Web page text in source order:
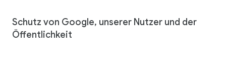
Schutz von Google, unserer Nutzer und der
Öffentlichkeit